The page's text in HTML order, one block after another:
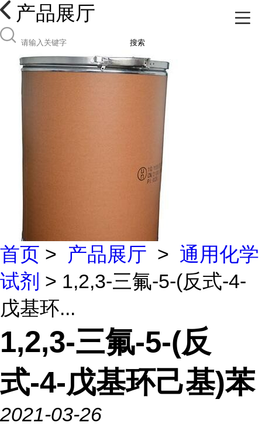
产品展厅
搜索
首页 > 产品展厅 > 通用化学
试剂 > 1,2,3-三氟-5-(反式-4-
戊基环...
1,2,3-三氟-5-(反
式-4-戊基环己基)苯
2021-03-26